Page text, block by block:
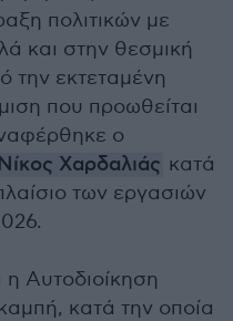
πολιτικών με
και στην θεσμική
την εκτεταμένη
που προωθείται
ο
Χαρδαλιάς κατά
των εργασιών
η Αυτοδιοίκηση
κατά την οποία